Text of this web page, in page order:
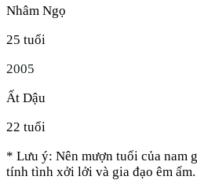
Nhâm Ngọ
25 tuổi
2005
Ất Dậu
22 tuổi
* Lưu ý: Nên mượn tuổi của nam
tính tình xởi lởi và gia đạo êm ấm.